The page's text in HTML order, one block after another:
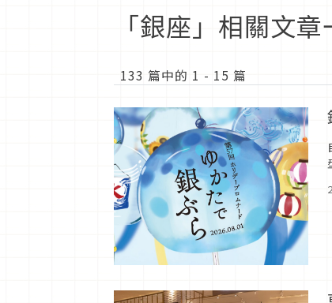
「銀座」相關文
133 篇中的 1 - 15 篇